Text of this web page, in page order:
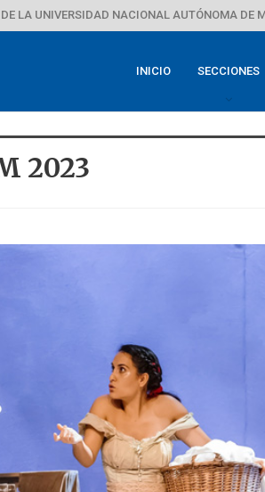
LA UNIVERSIDAD NACIONAL AUTÓNOMA DE
INICIO SECCIONES
2023